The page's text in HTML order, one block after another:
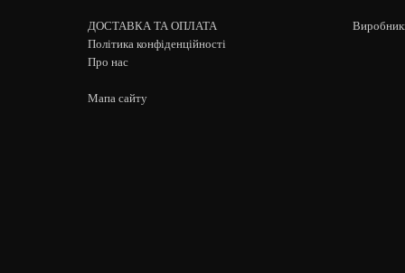
ДОСТАВКА ТА ОПЛАТА
Політика конфіденційності
Про нас
Мапа сайту